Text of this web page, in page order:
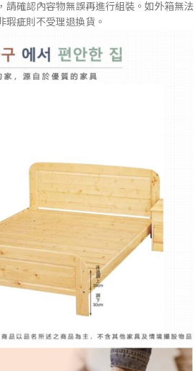
確認內容物無誤再進行組裝。如外箱無法
疵則不受理退換貨。